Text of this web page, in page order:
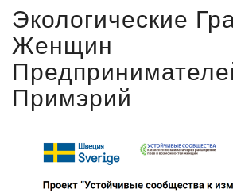
Экологические
Женщин
Примэрий